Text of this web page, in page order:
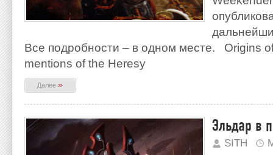
Все подробности – в одном месте. Origins
mentions of the Heresy
Далее»
Эльдар в
SITH